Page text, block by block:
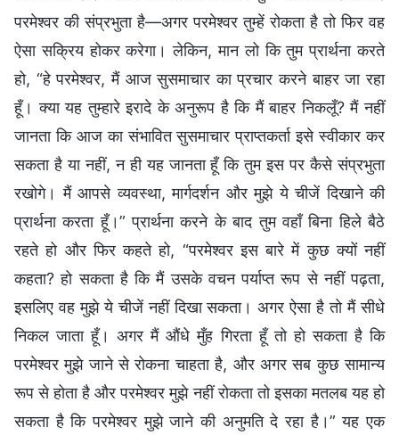
परमेश्वर की संप्रभुता है—अगर परमेश्वर तुम्हें रोकता है तो फिर वह
ऐसा सक्रिय होकर करेगा। लेकिन, मान लो कि तुम प्रार्थना करते
हो, “हे परमेश्वर, मैं आज सुसमाचार का प्रचार करने बाहर जा रहा
हूँ। क्या यह तुम्हारे इरादे के अनुरूप है कि मैं बाहर निकलूँ? मैं नहीं
जानता कि आज का संभावित सुसमाचार प्राप्तकर्ता इसे स्वीकार कर
सकता है या नहीं, न ही यह जानता हूँ कि तुम इस पर कैसे संप्रभुता
रखोगे। मैं आपसे व्यवस्था, मार्गदर्शन और मुझे ये चीजें दिखाने की
प्रार्थना करता हूँ।” प्रार्थना करने के बाद तुम वहाँ बिना हिले बैठे
रहते हो और फिर कहते हो, “परमेश्वर इस बारे में कुछ क्यों नहीं
कहता? हो सकता है कि मैं उसके वचन पर्याप्त रूप से नहीं पढ़ता,
इसलिए वह मुझे ये चीजें नहीं दिखा सकता। अगर ऐसा है तो मैं सीधे
निकल जाता हूँ। अगर मैं औंधे मुँह गिरता हूँ तो हो सकता है कि
परमेश्वर मुझे जाने से रोकना चाहता है, और अगर सब कुछ सामान्य
रूप से होता है और परमेश्वर मुझे नहीं रोकता तो इसका मतलब यह हो
सकता है कि परमेश्वर मुझे जाने की अनुमति दे रहा है।” यह एक